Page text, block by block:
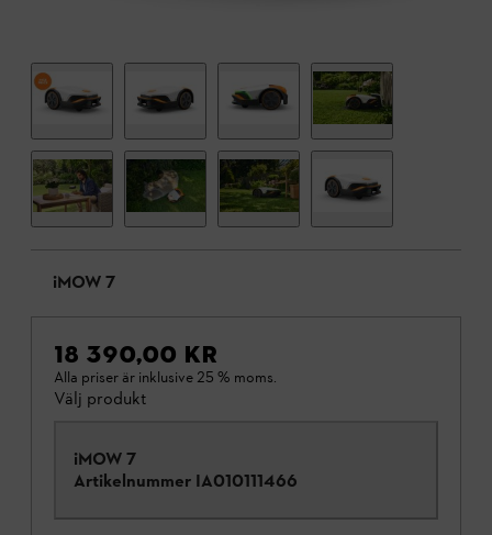
iMOW 7
18 390,00 KR
Alla priser är inklusive 25 % moms.
Välj produkt
iMOW 7
Artikelnummer IA010111466